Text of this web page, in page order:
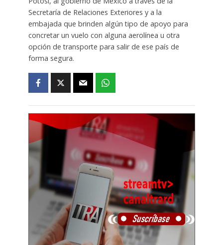
Secretaría de Relaciones Exteriores y a la
embajada que brinden algún tipo de apoyo para
concretar un vuelo con alguna aerolínea u otra
opción de transporte para salir de ese país de
forma segura.